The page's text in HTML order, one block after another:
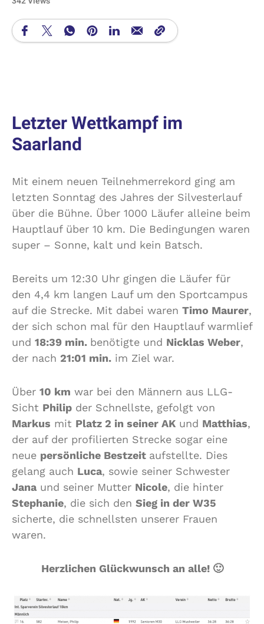
Letzter Wettkampf im
Saarland
Mit einem neuen Teilnehmerrekord ging am
letzten Sonntag des Jahres der Silvesterlauf
über die Bühne. Über 1000 Läufer alleine beim
Hauptlauf über 10 km. Die Bedingungen waren
super – Sonne, kalt und kein Batsch.
Bereits um 12:30 Uhr gingen die Läufer für
den 4,4 km langen Lauf um den Sportcampus
auf die Strecke. Mit dabei waren Timo Maurer,
der sich schon mal für den Hauptlauf warmlief
und 18:39 min. benötigte und Nicklas Weber,
der nach 21:01 min. im Ziel war.
Über 10 km war bei den Männern aus LLG-
Sicht Philip der Schnellste, gefolgt von
Markus mit Platz 2 in seiner AK und Matthias,
der auf der profilierten Strecke sogar eine
neue persönliche Bestzeit aufstellte. Dies
gelang auch Luca, sowie seiner Schwester
Janaund seiner Mutter Nicole, die hinter
Stephanie, die sich den Sieg in der W35
sicherte, die schnellsten unserer Frauen
waren.
Herzlichen Glückwunsch an alle! 🙂